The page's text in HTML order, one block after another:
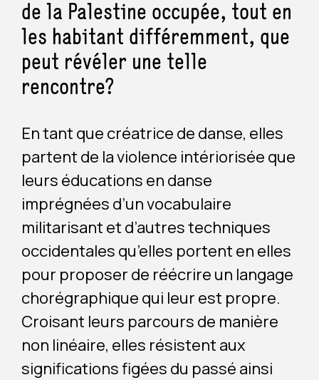
de la Palestine occupée, tout en
les habitant différemment, que
peut révéler une telle
rencontre?
En tant que créatrice de danse, elles
partent de la violence intériorisée que
leurs éducations en danse
imprégnées d’un vocabulaire
militarisant et d’autres techniques
occidentales qu’elles portent en elles
pour proposer de réécrire un langage
chorégraphique qui leur est propre.
Croisant leurs parcours de manière
non linéaire, elles résistent aux
significations figées du passé ainsi